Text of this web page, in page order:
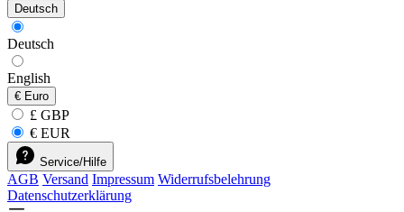
Deutsch
Deutsch
English
€ Euro
£ GBP
€ EUR
Service/Hilfe
AGB Versand Impressum Widerrufsbelehrung
Datenschutzerklärung